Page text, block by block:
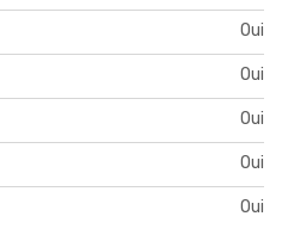
Oui
Oui
Oui
Oui
Oui